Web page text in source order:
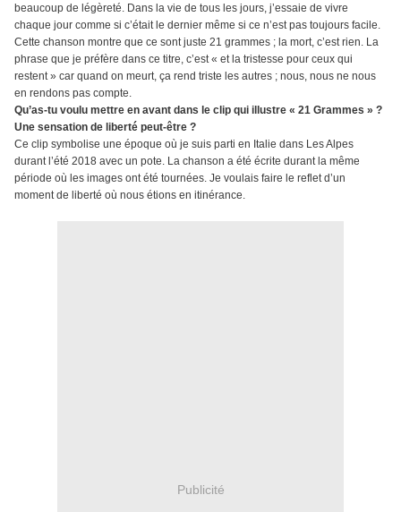
beaucoup de légèreté. Dans la vie de tous les jours, j’essaie de vivre
chaque jour comme si c’était le dernier même si ce n’est pas toujours facile.
Cette chanson montre que ce sont juste 21 grammes ; la mort, c’est rien. La
phrase que je préfère dans ce titre, c’est « et la tristesse pour ceux qui
restent » car quand on meurt, ça rend triste les autres ; nous, nous ne nous
en rendons pas compte.
Qu’as-tu voulu mettre en avant dans le clip qui illustre « 21 Grammes » ?
Une sensation de liberté peut-être ?
Ce clip symbolise une époque où je suis parti en Italie dans Les Alpes
durant l’été 2018 avec un pote. La chanson a été écrite durant la même
période où les images ont été tournées. Je voulais faire le reflet d’un
moment de liberté où nous étions en itinérance.
Publicité